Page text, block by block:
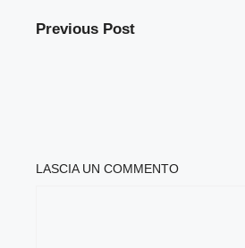
Previous Post
LASCIA UN COMMENTO